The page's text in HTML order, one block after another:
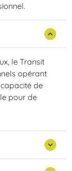
le Transit
opérant
de
pour de